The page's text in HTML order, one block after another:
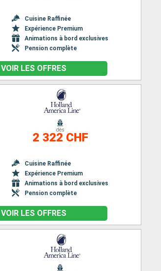
Cuisine Raffinée
Expérience Premium
Animations à bord exclusives
Pension complète
VOIR LES OFFRES
dès
2 322 CHF
Cuisine Raffinée
Expérience Premium
Animations à bord exclusives
Pension complète
VOIR LES OFFRES